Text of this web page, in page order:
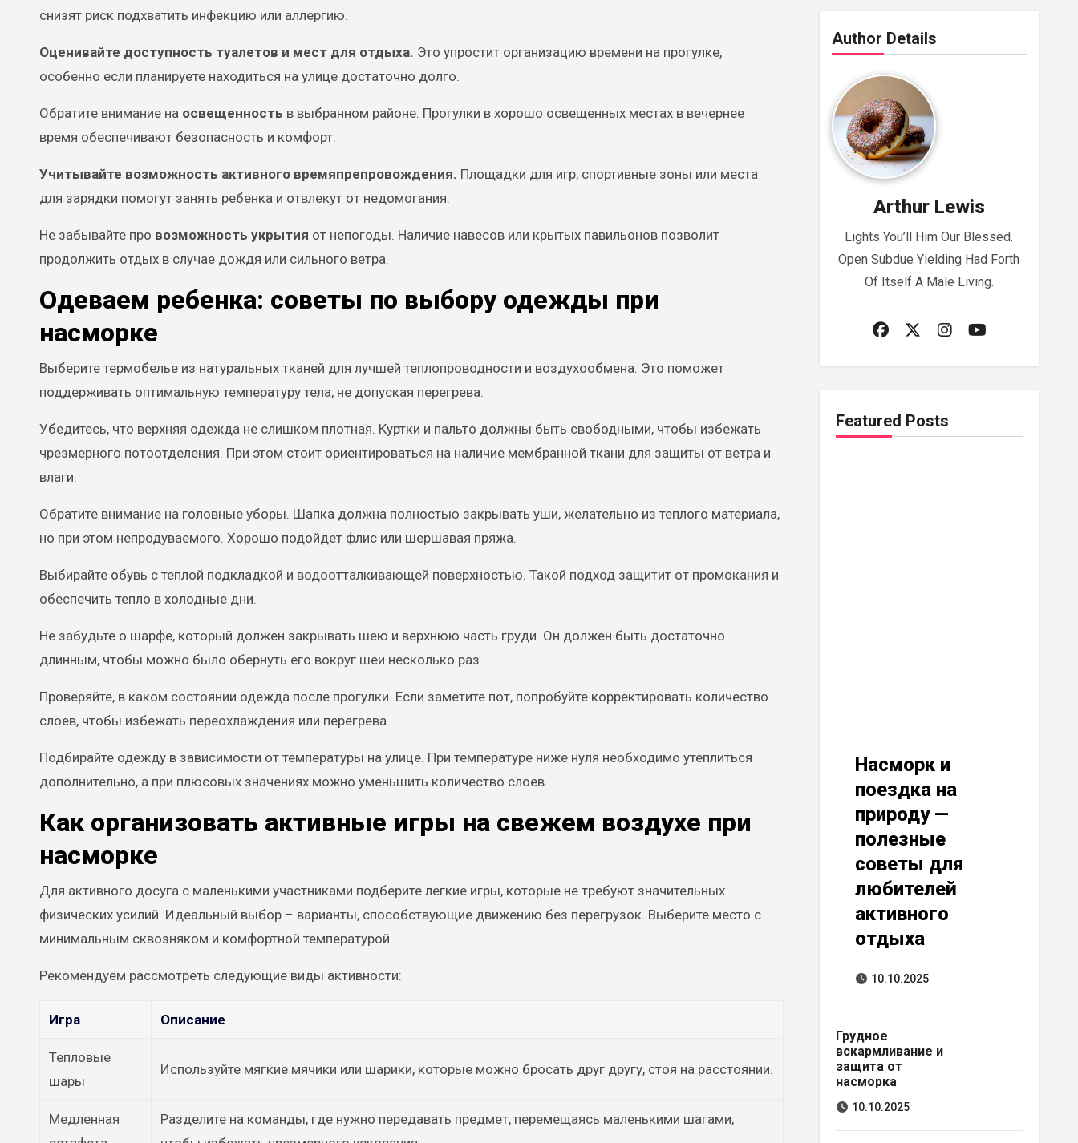
снизят риск подхватить инфекцию или аллергию.
Оценивайте доступность туалетов и мест для отдыха. Это упростит организацию времени на прогулке,
особенно если планируете находиться на улице достаточно долго.
Обратите внимание на освещенность в выбранном районе. Прогулки в хорошо освещенных местах в вечернее
время обеспечивают безопасность и комфорт.
Учитывайте возможность активного времяпрепровождения. Площадки для игр, спортивные зоны или места
для зарядки помогут занять ребенка и отвлекут от недомогания.
Не забывайте про возможность укрытия от непогоды. Наличие навесов или крытых павильонов позволит
продолжить отдых в случае дождя или сильного ветра.
Одеваем ребенка: советы по выбору одежды при
насморке
Выберите термобелье из натуральных тканей для лучшей теплопроводности и воздухообмена. Это поможет
поддерживать оптимальную температуру тела, не допуская перегрева.
Убедитесь, что верхняя одежда не слишком плотная. Куртки и пальто должны быть свободными, чтобы избежать
чрезмерного потоотделения. При этом стоит ориентироваться на наличие мембранной ткани для защиты от ветра и
влаги.
Обратите внимание на головные уборы. Шапка должна полностью закрывать уши, желательно из теплого материала,
но при этом непродуваемого. Хорошо подойдет флис или шершавая пряжа.
Выбирайте обувь с теплой подкладкой и водоотталкивающей поверхностью. Такой подход защитит от промокания и
обеспечить тепло в холодные дни.
Не забудьте о шарфе, который должен закрывать шею и верхнюю часть груди. Он должен быть достаточно
длинным, чтобы можно было обернуть его вокруг шеи несколько раз.
Проверяйте, в каком состоянии одежда после прогулки. Если заметите пот, попробуйте корректировать количество
слоев, чтобы избежать переохлаждения или перегрева.
Подбирайте одежду в зависимости от температуры на улице. При температуре ниже нуля необходимо утеплиться
дополнительно, а при плюсовых значениях можно уменьшить количество слоев.
Как организовать активные игры на свежем воздухе при
насморке
Для активного досуга с маленькими участниками подберите легкие игры, которые не требуют значительных
физических усилий. Идеальный выбор – варианты, способствующие движению без перегрузок. Выберите место с
минимальным сквозняком и комфортной температурой.
Рекомендуем рассмотреть следующие виды активности:
Игра Описание
Тепловые
шары
Используйте мягкие мячики или шарики, которые можно бросать друг другу, стоя на расстоянии.
Медленная
Разделите на команды, где нужно передавать предмет, перемещаясь маленькими шагами,
Author Details
Arthur Lewis
Lights You’ll Him Our Blessed.
Open Subdue Yielding Had Forth
Of Itself A Male Living.
Featured Posts
Насморк и
поездка на
природу —
полезные
советы для
любителей
активного
отдыха
10.10.2025
Грудное
вскармливание и
защита от
насморка
10.10.2025